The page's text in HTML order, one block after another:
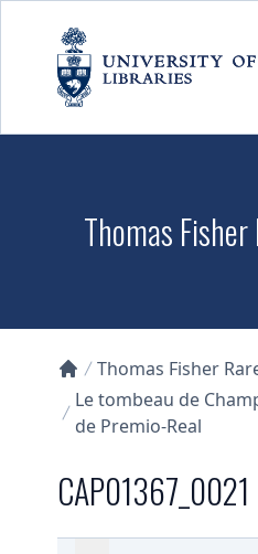
Thomas
Collections U of T
Thomas Fisher
Le tombeau de
de Premio-Real
CAP01367_0021